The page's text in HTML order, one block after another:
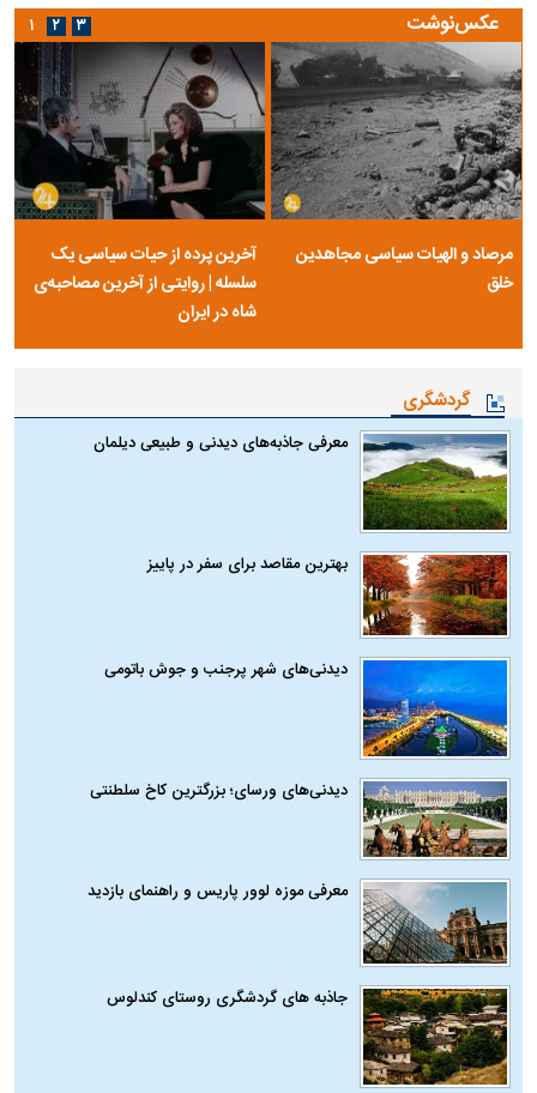
عکس‌نوشت
مرصاد و الهیات سیاسی مجاهدین
خلق
آخرین پرده از حیات سیاسی یک
سلسله | روایتی از آخرین مصاحبه‌ی
شاه در ایران
۱ ۲ ۳
گردشگری
معرفی جاذبه‌های دیدنی و طبیعی دیلمان
بهترین مقاصد برای سفر در پاییز
دیدنی‌های شهر پرجنب و جوش باتومی
دیدنی‌های ورسای؛ بزرگترین کاخ سلطنتی
معرفی موزه لوور پاریس و راهنمای بازدید
جاذبه های گردشگری روستای کندلوس